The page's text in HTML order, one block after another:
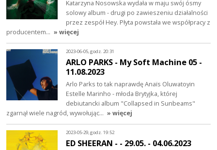
Katarzyna Nosowska wydała w maju swój ósmy
solowy album - drugi po zawieszeniu działalności
przez zespół Hey. Płyta powstała we współpracy z
producentem… » więcej
2023-06-05, godz. 20:31
ARLO PARKS - My Soft Machine 05 -
11.08.2023
Arlo Parks to tak naprawdę Anaïs Oluwatoyin
Estelle Marinho - młoda Brytyjka, której
debiutancki album "Collapsed in Sunbeams"
zgarnął wiele nagród, wywołując… » więcej
2023-05-29, godz. 19:52
ED SHEERAN - - 29.05. - 04.06.2023